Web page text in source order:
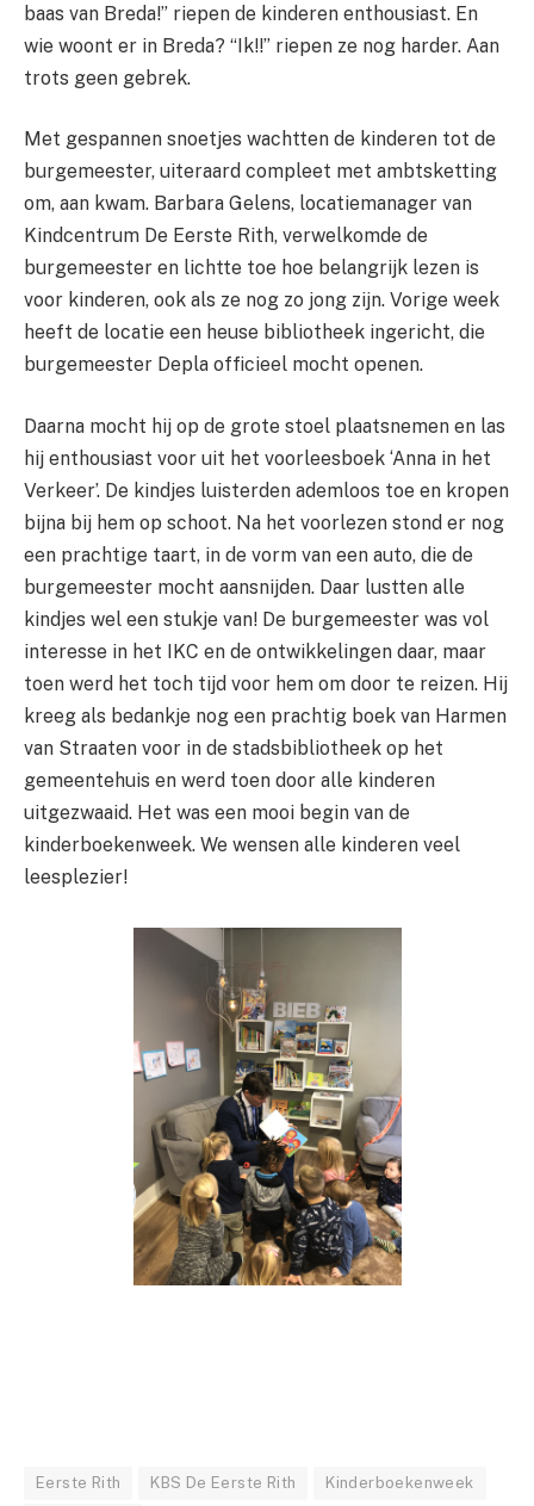
baas van Breda!” riepen de kinderen enthousiast. En
wie woont er in Breda? “Ik!!” riepen ze nog harder. Aan
trots geen gebrek.
Met gespannen snoetjes wachtten de kinderen tot de
burgemeester, uiteraard compleet met ambtsketting
om, aan kwam. Barbara Gelens, locatiemanager van
Kindcentrum De Eerste Rith, verwelkomde de
burgemeester en lichtte toe hoe belangrijk lezen is
voor kinderen, ook als ze nog zo jong zijn. Vorige week
heeft de locatie een heuse bibliotheek ingericht, die
burgemeester Depla officieel mocht openen.
Daarna mocht hij op de grote stoel plaatsnemen en las
hij enthousiast voor uit het voorleesboek ‘Anna in het
Verkeer’. De kindjes luisterden ademloos toe en kropen
bijna bij hem op schoot. Na het voorlezen stond er nog
een prachtige taart, in de vorm van een auto, die de
burgemeester mocht aansnijden. Daar lustten alle
kindjes wel een stukje van! De burgemeester was vol
interesse in het IKC en de ontwikkelingen daar, maar
toen werd het toch tijd voor hem om door te reizen. Hij
kreeg als bedankje nog een prachtig boek van Harmen
van Straaten voor in de stadsbibliotheek op het
gemeentehuis en werd toen door alle kinderen
uitgezwaaid. Het was een mooi begin van de
kinderboekenweek. We wensen alle kinderen veel
leesplezier!
Eerste Rith KBS De Eerste Rith Kinderboekenweek